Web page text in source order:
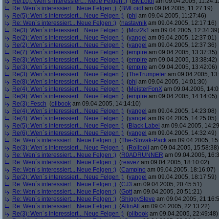
Re: Wen´s interessiert... Neue Felgen ;) (BMLoidl am 09.04.2005, 11:27:19)
Re(5): Wen´s interessiert... Neue Felgen ;) (phj am 09.04.2005, 11:27:46)
Re: Wen´s interessiert... Neue Felgen ;) (nastavnik am 09.04.2005, 12:17:16)
Re(3): Wen´s interessiert... Neue Felgen ;) (Moz2k1 am 09.04.2005, 12:34:39)
Re(2): Wen´s interessiert... Neue Felgen ;) (yangel am 09.04.2005, 12:37:01)
Re(2): Wen´s interessiert... Neue Felgen ;) (yangel am 09.04.2005, 12:37:36)
Re(7): Wen´s interessiert... Neue Felgen ;) (empire am 09.04.2005, 13:37:35)
Re(3): Wen´s interessiert... Neue Felgen ;) (empire am 09.04.2005, 13:38:42)
Re(3): Wen´s interessiert... Neue Felgen ;) (empire am 09.04.2005, 13:42:06)
Re(3): Wen´s interessiert... Neue Felgen ;) (TheTrumpeter am 09.04.2005,
Re(8): Wen´s interessiert... Neue Felgen ;) (phj am 09.04.2005, 14:01:30)
Re(4): Wen´s interessiert... Neue Felgen ;) (MeisterFonX am 09.04.2005,
Re(9): Wen´s interessiert... Neue Felgen ;) (empire am 09.04.2005, 14:14:05)
Re(3): Fesch (olibook am 09.04.2005, 14:14:10)
Re(4): Wen´s interessiert... Neue Felgen ;) (yangel am 09.04.2005, 14:23:08)
Re(4): Wen´s interessiert... Neue Felgen ;) (yangel am 09.04.2005, 14:25:05)
Re(5): Wen´s interessiert... Neue Felgen ;) (Black Label am 09.04.2005,
Re(6): Wen´s interessiert... Neue Felgen ;) (yangel am 09.04.2005, 14:32:49)
Re: Wen´s interessiert... Neue Felgen ;) (The-Slovak-Pack am 09.04.2005,
Re(3): Wen´s interessiert... Neue Felgen ;) (Roliboli am 09.04.2005, 15:58:38)
Re: Wen´s interessiert... Neue Felgen ;) (R0ADRUNNER am 09.04.2005,
Re: Wen´s interessiert... Neue Felgen ;) (reavez am 09.04.2005, 18:10:02)
Re: Wen´s interessiert... Neue Felgen ;) (Campino am 09.04.2005, 18:16:07)
Re(2): Wen´s interessiert... Neue Felgen ;) (yangel am 09.04.2005, 18:17:59)
Re: Wen´s interessiert... Neue Felgen ;) (CJ3 am 09.04.2005, 20:45:51)
Re: Wen´s interessiert... Neue Felgen ;) (Gott am 09.04.2005, 20:51:21)
Re: Wen´s interessiert... Neue Felgen ;) (ShiggySteve am 09.04.2005,
Re: Wen´s interessiert... Neue Felgen ;) (AllinAll
am 09.04.2005, 22:13:22)
Re(3): Wen´s interessiert... Neue Felgen ;) (olibook am 09.04.2005, 22:49:48)